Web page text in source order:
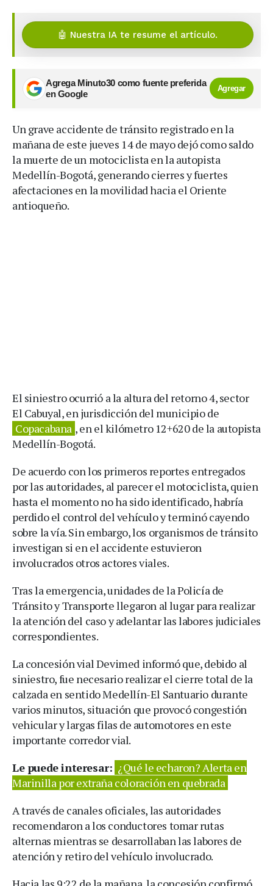
🤖 Nuestra IA te resume el artículo.
Agrega Minuto30 como fuente preferida
en Google
Agregar
Un grave accidente de tránsito registrado en la
mañana de este jueves 14 de mayo dejó como saldo
la muerte de un motociclista en la autopista
Medellín-Bogotá, generando cierres y fuertes
afectaciones en la movilidad hacia el Oriente
antioqueño.
El siniestro ocurrió a la altura del retorno 4, sector
El Cabuyal, en jurisdicción del municipio de
Copacabana , en el kilómetro 12+620 de la autopista
Medellín-Bogotá.
De acuerdo con los primeros reportes entregados
por las autoridades, al parecer el motociclista, quien
hasta el momento no ha sido identificado, habría
perdido el control del vehículo y terminó cayendo
sobre la vía. Sin embargo, los organismos de tránsito
investigan si en el accidente estuvieron
involucrados otros actores viales.
Tras la emergencia, unidades de la Policía de
Tránsito y Transporte llegaron al lugar para realizar
la atención del caso y adelantar las labores judiciales
correspondientes.
La concesión vial Devimed informó que, debido al
siniestro, fue necesario realizar el cierre total de la
calzada en sentido Medellín-El Santuario durante
varios minutos, situación que provocó congestión
vehicular y largas filas de automotores en este
importante corredor vial.
Le puede interesar: ¿Qué le echaron? Alerta en
Marinilla por extraña coloración en quebrada
A través de canales oficiales, las autoridades
recomendaron a los conductores tomar rutas
alternas mientras se desarrollaban las labores de
atención y retiro del vehículo involucrado.